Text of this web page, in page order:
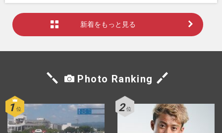
新着をもっと見る
Photo Ranking